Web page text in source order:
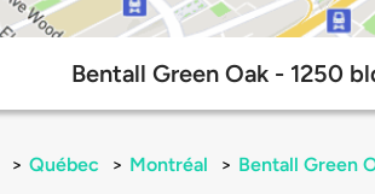
Bentall Green Oak - 1250
> Québec > Montréal > Bentall Green